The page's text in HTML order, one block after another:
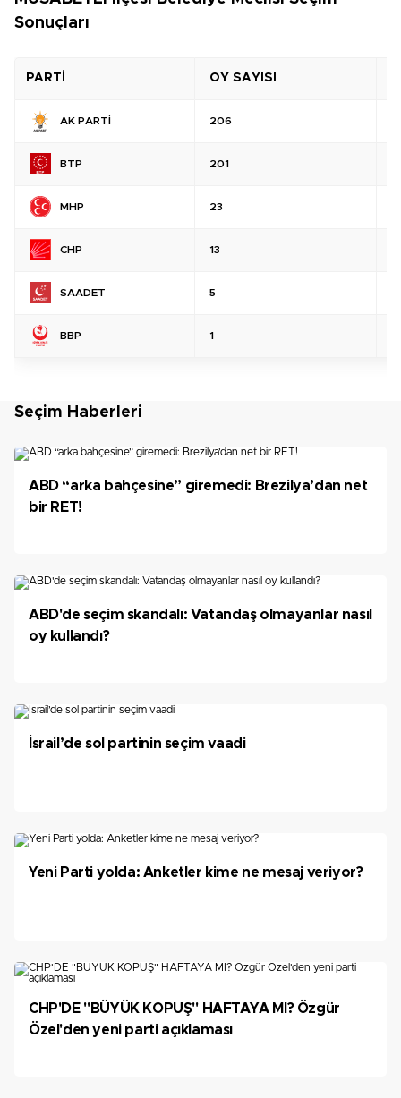
Sonuçları
PARTİ OY SAYISI
AK PARTİ 206
BTP 201
MHP 23
CHP 13
SAADET 5
BBP 1
Seçim Haberleri
ABD “arka bahçesine” giremedi: Brezilya’dan net
bir RET!
ABD'de seçim skandalı: Vatandaş olmayanlar nasıl
oy kullandı?
İsrail’de sol partinin seçim vaadi
Yeni Parti yolda: Anketler kime ne mesaj veriyor?
CHP'DE "BÜYÜK KOPUŞ" HAFTAYA MI? Özgür
Özel'den yeni parti açıklaması